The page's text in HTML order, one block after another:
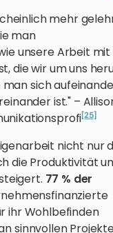
mehr
man
unsere Arbeit mit
die wir um uns
sich
ist." –
[25]
nicht nur
die Produktivität
77 % der
ihr Wohlbefinden
sinnvollen